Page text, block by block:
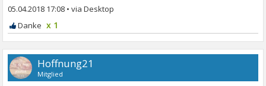
05.04.2018 17:08 •
x 1
Hoffnung21
Mitglied